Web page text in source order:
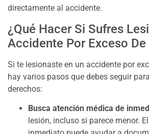
directamente al accidente.
¿Qué Hacer Si Sufres
Accidente Por Exceso
Si te lesionaste en un accidente por
hay varios pasos que debes seguir
derechos:
Busca atención médica de
lesión, incluso si parece menor.